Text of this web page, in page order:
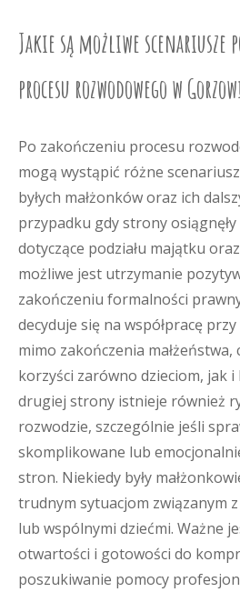
Jakie są możliwe scenariusze
procesu rozwodowego w
Po zakończeniu procesu
mogą wystąpić różne
byłych małżonków oraz ich
przypadku gdy strony
dotyczące podziału majątku
możliwe jest utrzymanie
zakończeniu formalności
decyduje się na współpracę
mimo zakończenia
korzyści zarówno dzieciom, jak i
drugiej strony istnieje również
rozwodzie, szczególnie jeśli
skomplikowane lub
stron. Niekiedy były
trudnym sytuacjom związanym
lub wspólnymi dziećmi. Ważne
otwartości i gotowości do
poszukiwanie pomocy